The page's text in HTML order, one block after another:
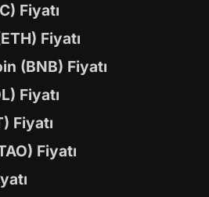
Fiyatı
Fiyatı
(BNB) Fiyatı
Fiyatı
Fiyatı
Fiyatı